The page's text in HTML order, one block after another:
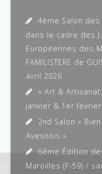
4ème Salon des
dans le cadre des
Européennes des
FAMILISTERE de
avril 2026
« Art & Artisanat
janvier & 1er
2nd Salon «
Avesnois »
6ème Édition
Maroilles (F-59) /